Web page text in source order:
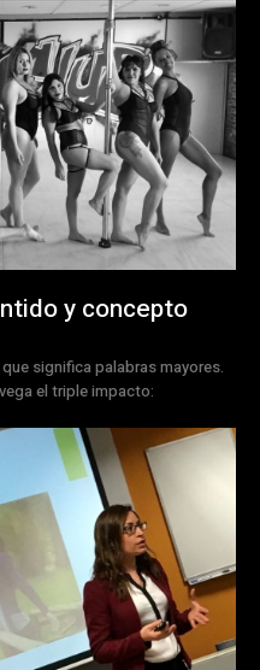
y concepto
significa palabras mayores.
el triple impacto: